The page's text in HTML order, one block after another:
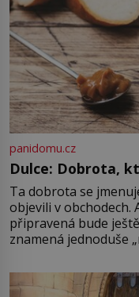
panidomu.cz
Dulce: Dobrota,
Ta dobrota se
objevili v obchodech.
připravená bude
znamená jednoduše
pře hned několik
Francie, kde se